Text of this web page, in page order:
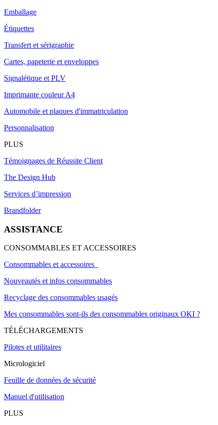
Emballage
Étiquettes
Transfert et sérigraphie
Cartes, papeterie et enveloppes
Signalétique et PLV
Imprimante couleur A4
Automobile et plaques d'immatriculation
Personnalisation
PLUS
Témoignages de Réussite Client
The Design Hub
Services d’impression
Brandfolder
ASSISTANCE
CONSOMMABLES ET ACCESSOIRES
Consommables et accessoires
Nouveautés et infos consommables
Recyclage des consommables usagés
Mes consommables sont-ils des consommables originaux OKI ?
TÉLÉCHARGEMENTS
Pilotes et utilitaires
Micrologiciel
Feuille de données de sécurité
Manuel d'utilisation
PLUS